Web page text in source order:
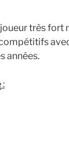
très
années.
: